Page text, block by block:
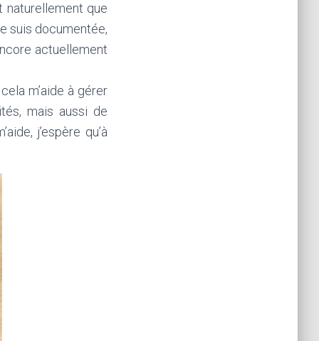
naturellement que
suis documentée,
actuellement
m’aide à gérer
mais aussi de
j’espère qu’à